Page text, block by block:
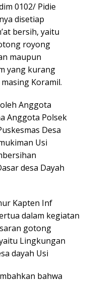
0102/ Pidie
disetiap
bersih, yaitu
royong
maupun
yang kurang
Koramil.
Anggota
Anggota Polsek
Desa
Usi
desa Dayah
Kapten Inf
dalam kegiatan
gotong
Lingkungan
dayah Usi
bahwa